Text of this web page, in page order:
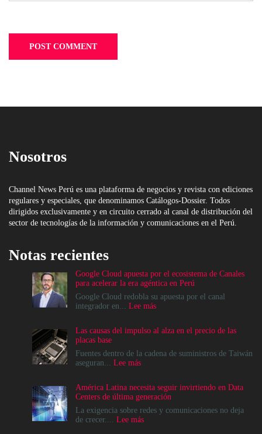
Nosotros
Channel News Perú es una plataforma de negocios y revista con ediciones
regulares y especiales, que denominamos Catálogos-Dossier. Todos
dirigidos exclusivamente y en circuito cerrado al canal de distribución del
sector de tecnologías de la información y comunicaciones en el Perú.
Notas recientes
Google Cloud apuesta por el ecosistema de Canales
para acelerar la era agéntica en Perú
Google Cloud redobla su apuesta por el canal
integrador en... Lee más:
apuesta
el
para
acelerar
la
Las causas del impulso al alza en el precio de las
placas base
Fuentes dentro de la cadena de suministros de Taiwán
aseguran... Lee más:
del
impulso
al
alza
América Latina necesita seguir invirtiendo en Data
Centers de última generación
La exigencia sobre redes y comunicaciones no deja
de crecer.... Lee más: